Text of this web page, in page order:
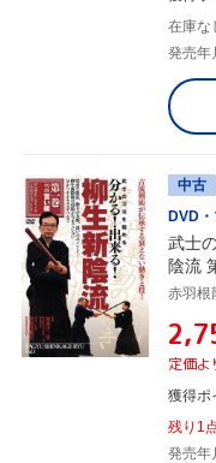
在庫な
発売年
中古
DVD・
武士
陰流
赤羽根
定価よ
獲得ポ
残り1
発売年